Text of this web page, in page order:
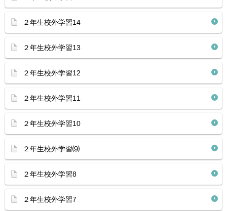
２年生校外学習14
２年生校外学習13
２年生校外学習12
２年生校外学習11
２年生校外学習10
２年生校外学習⑼
２年生校外学習8
２年生校外学習7